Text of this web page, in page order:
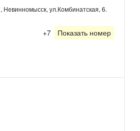
Невинномысск, ул.Комбинатская, 6.
+7 Показать номер